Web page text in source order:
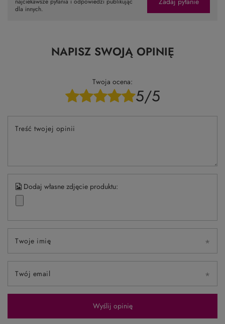
dla innych.
NAPISZ SWOJĄ OPINIĘ
Twoja ocena:
5/5
Treść twojej opinii
Dodaj własne zdjęcie produktu:
Twoje imię
Twój email
Wyślij opinię